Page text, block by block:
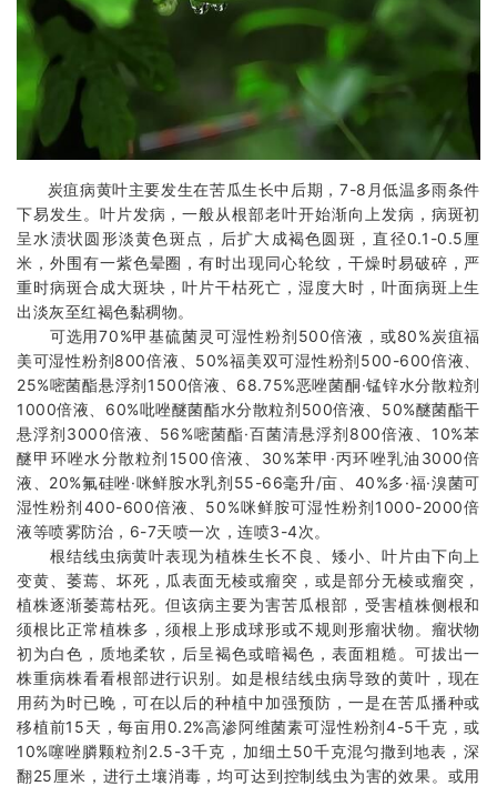
炭疽病黄叶主要发生在苦瓜生长中后期，7-8月低温多雨条件
下易发生。叶片发病，一般从根部老叶开始渐向上发病，病斑初
呈水渍状圆形淡黄色斑点，后扩大成褐色圆斑，直径0.1-0.5厘
米，外围有一紫色晕圈，有时出现同心轮纹，干燥时易破碎，严
重时病斑合成大斑块，叶片干枯死亡，湿度大时，叶面病斑上生
出淡灰至红褐色黏稠物。
可选用70%甲基硫菌灵可湿性粉剂500倍液，或80%炭疽福
美可湿性粉剂800倍液、50%福美双可湿性粉剂500-600倍液、
25%嘧菌酯悬浮剂1500倍液、68.75%恶唑菌酮·锰锌水分散粒剂
1000倍液、60%吡唑醚菌酯水分散粒剂500倍液、50%醚菌酯干
悬浮剂3000倍液、56%嘧菌酯·百菌清悬浮剂800倍液、10%苯
醚甲环唑水分散粒剂1500倍液、30%苯甲·丙环唑乳油3000倍
液、20%氟硅唑·咪鲜胺水乳剂55-66毫升/亩、40%多·福·溴菌可
湿性粉剂400-600倍液、50%咪鲜胺可湿性粉剂1000-2000倍
液等喷雾防治，6-7天喷一次，连喷3-4次。
根结线虫病黄叶表现为植株生长不良、矮小、叶片由下向上
变黄、萎蔫、坏死，瓜表面无棱或瘤突，或是部分无棱或瘤突，
植株逐渐萎蔫枯死。但该病主要为害苦瓜根部，受害植株侧根和
须根比正常植株多，须根上形成球形或不规则形瘤状物。瘤状物
初为白色，质地柔软，后呈褐色或暗褐色，表面粗糙。可拔出一
株重病株看看根部进行识别。如是根结线虫病导致的黄叶，现在
用药为时已晚，可在以后的种植中加强预防，一是在苦瓜播种或
移植前15天，每亩用0.2%高渗阿维菌素可湿性粉剂4-5千克，或
10%噻唑膦颗粒剂2.5-3千克，加细土50千克混匀撒到地表，深
翻25厘米，进行土壤消毒，均可达到控制线虫为害的效果。或用